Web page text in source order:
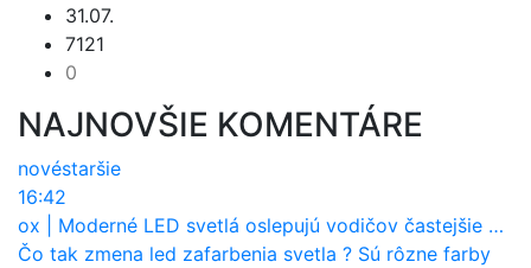
31.07.
7121
0
NAJNOVŠIE KOMENTÁRE
novéstaršie
16:42
ox
Moderné LED svetlá oslepujú vodičov častejšie než staré halogény
Čo tak zmena led zafarbenia svetla ? Sú rôzne farby